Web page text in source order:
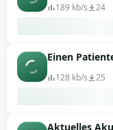
189 kb/s 24
Einen
128 kb/s 25
Aktuelles